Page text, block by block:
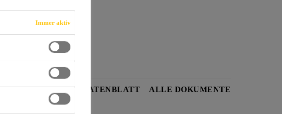
SICHERHEITSDATENBLATT ALLE DOKUMENTE
Immer aktiv